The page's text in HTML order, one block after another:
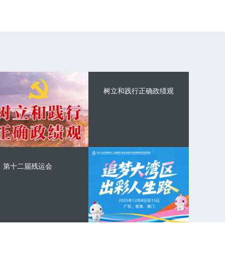
树立和践行正确政绩观
第十二届残运会